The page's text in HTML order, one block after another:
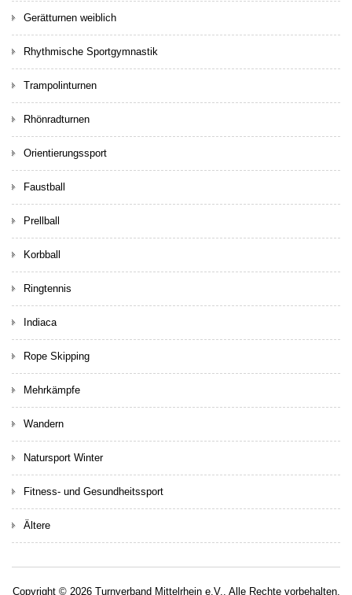
Gerätturnen weiblich
Rhythmische Sportgymnastik
Trampolinturnen
Rhönradturnen
Orientierungssport
Faustball
Prellball
Korbball
Ringtennis
Indiaca
Rope Skipping
Mehrkämpfe
Wandern
Natursport Winter
Fitness- und Gesundheitssport
Ältere
Copyright © 2026 Turnverband Mittelrhein e.V.. Alle Rechte vorbehalten.